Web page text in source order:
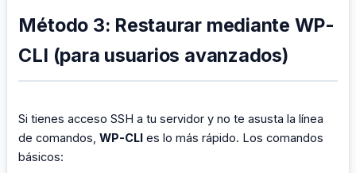
Método 3: Restaurar mediante WP-
CLI (para usuarios avanzados)
Si tienes acceso SSH a tu servidor y no te asusta la línea
de comandos,WP-CLI es lo más rápido. Los comandos
básicos: